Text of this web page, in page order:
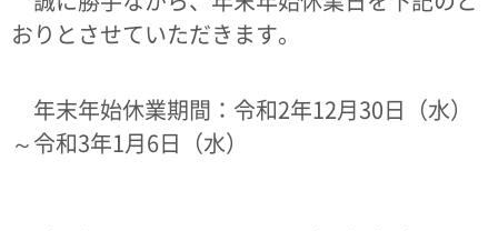
おりとさせていただきます。
年末年始休業期間：令和2年12月30日（水）
～令和3年1月6日（水）